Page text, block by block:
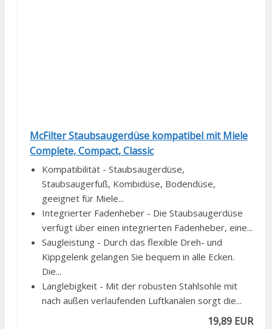
McFilter Staubsaugerdüse kompatibel mit Miele
Complete, Compact, Classic
Kompatibilität - Staubsaugerdüse,
Staubsaugerfuß, Kombidüse, Bodendüse,
geeignet für Miele...
Integrierter Fadenheber - Die Staubsaugerdüse
verfügt über einen integrierten Fadenheber, eine...
Saugleistung - Durch das flexible Dreh- und
Kippgelenk gelangen Sie bequem in alle Ecken.
Die...
Langlebigkeit - Mit der robusten Stahlsohle mit
nach außen verlaufenden Luftkanälen sorgt die...
19,89 EUR